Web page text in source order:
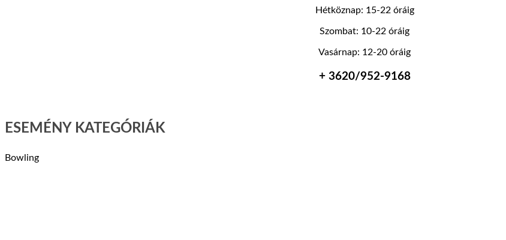
Hétköznap: 15-22 óráig
Szombat: 10-22 óráig
Vasárnap: 12-20 óráig
+ 3620/952-9168
ESEMÉNY KATEGÓRIÁK
Bowling